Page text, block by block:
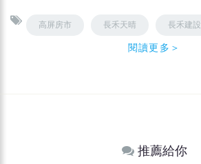
高屏房市 長禾天晴 長禾建設
閱讀更多＞
推薦給你